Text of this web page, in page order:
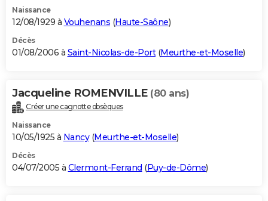
Naissance
12/08/1929 à Vouhenans (Haute-Saône)
Décès
01/08/2006 à Saint-Nicolas-de-Port(Meurthe-et-Moselle)
Jacqueline ROMENVILLE (80 ans)
Créer une cagnotte obsèques
Naissance
10/05/1925 à Nancy(Meurthe-et-Moselle)
Décès
04/07/2005 à Clermont-Ferrand (Puy-de-Dôme)